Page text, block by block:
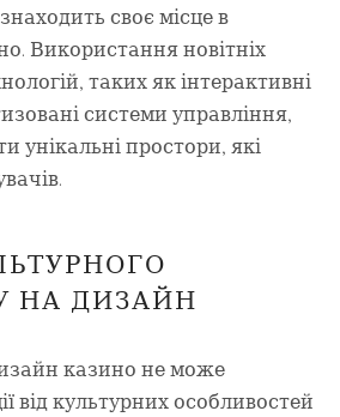
своє місце в
Використання новітніх
таких як інтерактивні
системи управління,
унікальні простори, які
НА ДИЗАЙН
казино не може
від культурних особливостей